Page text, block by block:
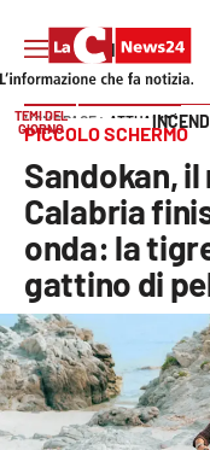
SEZIONI
Cronaca
Politica
Attualità
Economia e
Vai
TEMI DEL
GIORNO
HOME PAGE ATTUALITÀ
PICCOLO SCHERMO
Sandokan,
Calabria
onda: la
gattino di